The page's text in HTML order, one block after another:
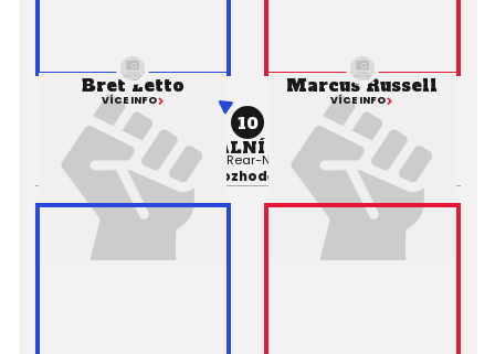
Bret Letto
VÍCE INFO
10
PROFESIONÁLNÍ ZÁPAS MMA
Výsledek: Submission (Rear-Naked Choke), 1. kolo 3:22,
Rozhodčí:
Marcus Russell
VÍCE INFO